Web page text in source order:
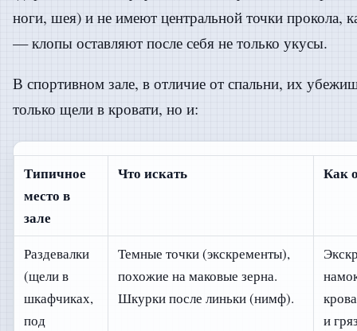
ноги, шея) и не имеют центральной точки прокола,
— клопы оставляют после себя не только укусы.
В спортивном зале, в отличие от спальни, их
только щели в кровати, но и:
Типичное
место в
зале
Что искать Как
Раздевалки
(щели в
шкафчиках,
под
Темные точки (экскременты),
похожие на маковые зерна.
Шкурки после линьки (нимф).
и